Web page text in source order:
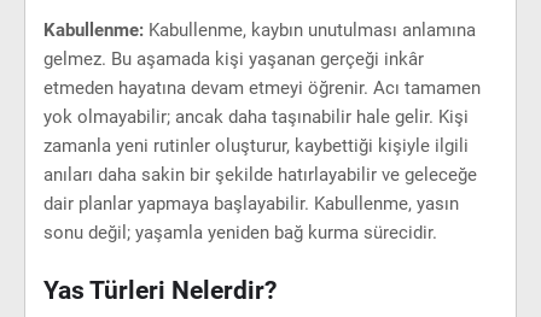
Kabullenme: Kabullenme, kaybın unutulması anlamına
gelmez. Bu aşamada kişi yaşanan gerçeği inkâr
etmeden hayatına devam etmeyi öğrenir. Acı tamamen
yok olmayabilir; ancak daha taşınabilir hale gelir. Kişi
zamanla yeni rutinler oluşturur, kaybettiği kişiyle ilgili
anıları daha sakin bir şekilde hatırlayabilir ve geleceğe
dair planlar yapmaya başlayabilir. Kabullenme, yasın
sonu değil; yaşamla yeniden bağ kurma sürecidir.
Yas Türleri Nelerdir?